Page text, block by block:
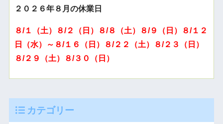
２０２６年８月の休業日
８/１（土）８/２（日）８/８（土）８/９（日）８/１２
日（水）～８/１６（日）８/２２（土）８/２３（日）
８/２９（土）８/３０（日）
カテゴリー